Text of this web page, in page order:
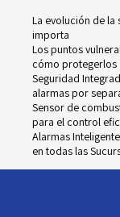
La evolución de la
importa
Los puntos
cómo protegerlos
Seguridad
alarmas por
Sensor de
para el control
Alarmas
en todas las